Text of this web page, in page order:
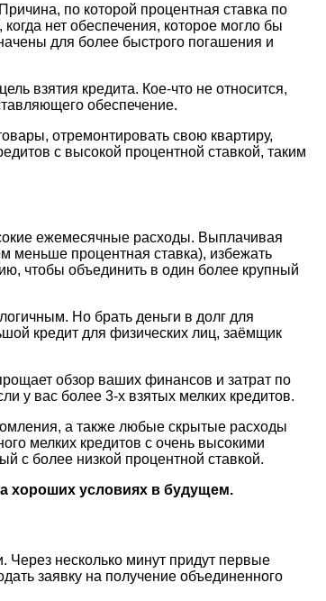
по которой процентная ставка по
нет обеспечения, которое могло бы
для более быстрого погашения и
взятия кредита. Кое-что не относится,
обеспечение.
отремонтировать свою квартиру,
с высокой процентной ставкой, таким
ежемесячные расходы. Выплачивая
меньше процентная ставка), избежать
чтобы объединить в один более крупный
Но брать деньги в долг для
кредит для физических лиц, заёмщик
обзор ваших финансов и затрат по
у вас более 3-х взятых мелких кредитов.
а также любые скрытые расходы
мелких кредитов с очень высокими
с более низкой процентной ставкой.
хороших условиях в будущем.
Через несколько минут придут первые
заявку на получение объединенного